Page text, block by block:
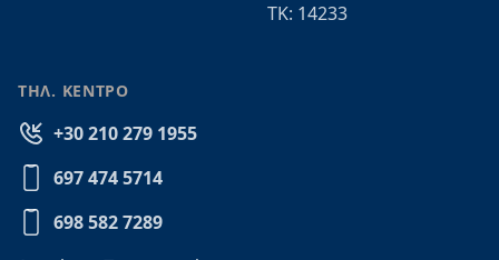
ΤΚ: 14233
ΤΗΛ. ΚΕΝΤΡΟ
+30 210 279 1955
697 474 5714
698 582 7289